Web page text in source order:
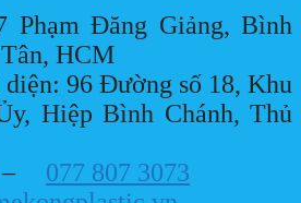
Phạm Đăng Giảng, Bình
HCM
96 Đường số 18, Khu
Hiệp Bình Chánh, Thủ
077 807 3073